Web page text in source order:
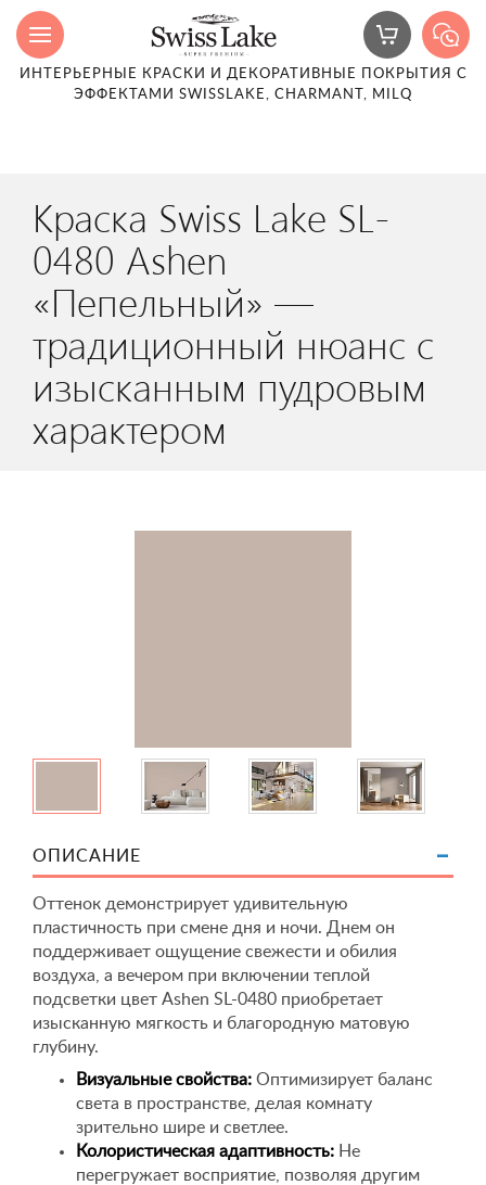
ИНТЕРЬЕРНЫЕ КРАСКИ И ДЕКОРАТИВНЫЕ ПОКРЫТИЯ С
ЭФФЕКТАМИ SWISSLAKE, CHARMANT, MILQ
Краска Swiss Lake SL-
0480 Ashen
«Пепельный» —
традиционный нюанс с
изысканным пудровым
характером
ОПИСАНИЕ
Оттенок демонстрирует удивительную
пластичность при смене дня и ночи. Днем он
поддерживает ощущение свежести и обилия
воздуха, а вечером при включении теплой
подсветки цвет Ashen SL-0480 приобретает
изысканную мягкость и благородную матовую
глубину.
Визуальные свойства: Оптимизирует баланс
света в пространстве, делая комнату
зрительно шире и светлее.
Колористическая адаптивность: Не
перегружает восприятие, позволяя другим